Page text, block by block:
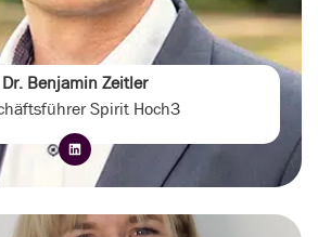
Dr. Benjamin Zeitler
Spirit Hoch3